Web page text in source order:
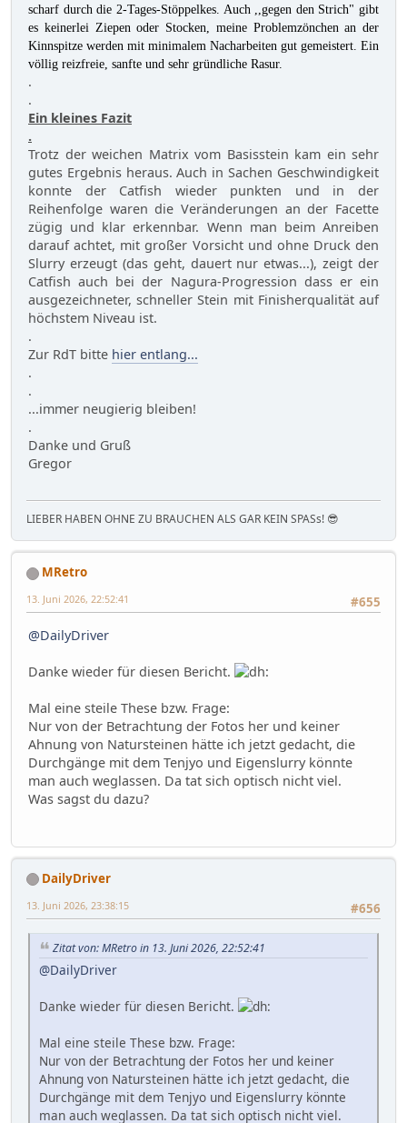
scharf durch die 2-Tages-Stöppelkes. Auch ,,gegen den Strich" gibt
es keinerlei Ziepen oder Stocken, meine Problemzönchen an der
Kinnspitze werden mit minimalem Nacharbeiten gut gemeistert. Ein
völlig reizfreie, sanfte und sehr gründliche Rasur.
.
.
Ein kleines Fazit
.
Trotz der weichen Matrix vom Basisstein kam ein sehr
gutes Ergebnis heraus. Auch in Sachen Geschwindigkeit
konnte der Catfish wieder punkten und in der
Reihenfolge waren die Veränderungen an der Facette
zügig und klar erkennbar. Wenn man beim Anreiben
darauf achtet, mit großer Vorsicht und ohne Druck den
Slurry erzeugt (das geht, dauert nur etwas...), zeigt der
Catfish auch bei der Nagura-Progression dass er ein
ausgezeichneter, schneller Stein mit Finisherqualität auf
höchstem Niveau ist.
.
Zur RdT bitte hier entlang...
.
.
...immer neugierig bleiben!
.
Danke und Gruß
Gregor
LIEBER HABEN OHNE ZU BRAUCHEN ALS GAR KEIN SPASs! 😎
MRetro
#655
13. Juni 2026, 22:52:41
@DailyDriver
Danke wieder für diesen Bericht.
Mal eine steile These bzw. Frage:
Nur von der Betrachtung der Fotos her und keiner
Ahnung von Natursteinen hätte ich jetzt gedacht, die
Durchgänge mit dem Tenjyo und Eigenslurry könnte
man auch weglassen. Da tat sich optisch nicht viel.
Was sagst du dazu?
DailyDriver
#656
13. Juni 2026, 23:38:15
Zitat von: MRetro in 13. Juni 2026, 22:52:41
@DailyDriver
Danke wieder für diesen Bericht.
Mal eine steile These bzw. Frage:
Nur von der Betrachtung der Fotos her und keiner
Ahnung von Natursteinen hätte ich jetzt gedacht, die
Durchgänge mit dem Tenjyo und Eigenslurry könnte
man auch weglassen. Da tat sich optisch nicht viel.